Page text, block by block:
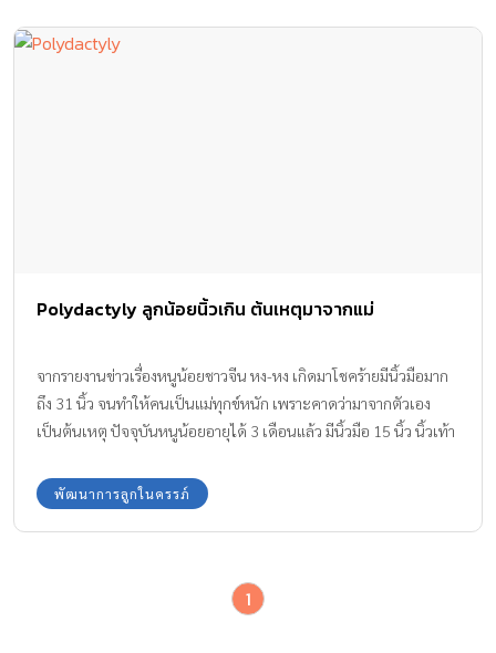
Polydactyly ลูกน้อยนิ้วเกิน ต้นเหตุมาจากแม่
จากรายงานข่าวเรื่องหนูน้อยชาวจีน หง-หง เกิดมาโชคร้ายมีนิ้วมือมาก
ถึง 31 นิ้ว จนทำให้คนเป็นแม่ทุกข์หนัก เพราะคาดว่ามาจากตัวเอง
เป็นต้นเหตุ ปัจจุบันหนูน้อยอายุได้ 3 เดือนแล้ว มีนิ้วมือ 15 นิ้ว นิ้วเท้า
polydactyly
พัฒนาการลูกในครรภ์
1